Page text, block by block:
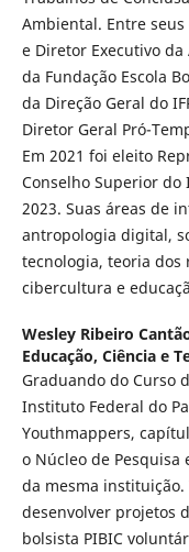
Ambiental. Entre
e Diretor Executivo da
da Fundação Escola
da Direção Geral do
Diretor Geral Pró-
Em 2021 foi eleito
Conselho Superior do
2023. Suas áreas de
antropologia digital,
tecnologia, teoria dos
cibercultura e
Wesley Ribeiro
Educação, Ciência e
Graduando do Curso
Instituto Federal do
Youthmappers,
o Núcleo de Pesquisa
da mesma
desenvolver projetos
bolsista PIBIC